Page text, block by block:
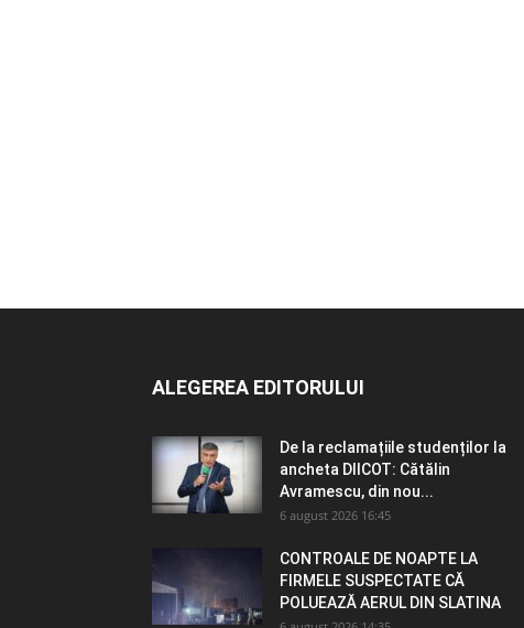
ALEGEREA EDITORULUI
De la reclamațiile studenților la
ancheta DIICOT: Cătălin
Avramescu, din nou...
6 august 2026 16:45
CONTROALE DE NOAPTE LA
FIRMELE SUSPECTATE CĂ
POLUEAZĂ AERUL DIN SLATINA